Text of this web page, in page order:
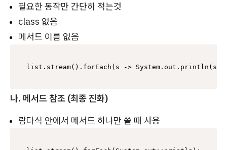
필요한 동작만 간단히 적는것
class 없음
메서드 이름 없음
나. 메서드 참조 (최종 진화)
람다식 안에서 메서드 하나만 쓸 때 사용